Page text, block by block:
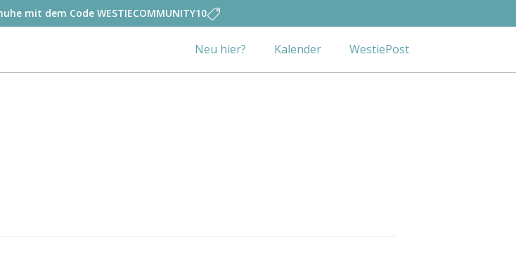
mit dem Code WESTIECOMMUNITY10
Neu hier? Kalender WestiePost